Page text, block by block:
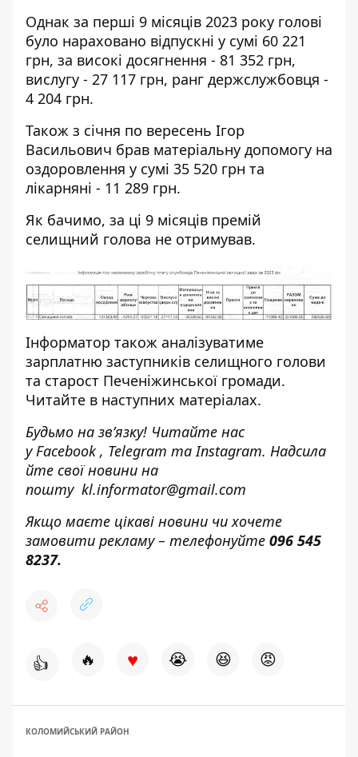
Однак за перші 9 місяців 2023 року голові
було нараховано відпускні у сумі 60 221
грн, за високі досягнення - 81 352 грн,
вислугу - 27 117 грн, ранг держслужбовця -
4 204 грн.
Також з січня по вересень Ігор
Васильович брав матеріальну допомогу на
оздоровлення у сумі 35 520 грн та
лікарняні - 11 289 грн.
Як бачимо, за ці 9 місяців премій
селищний голова не отримував.
Інформатор також аналізуватиме
зарплатню заступників селищного голови
та старост Печеніжинської громади.
Читайте в наступних матеріалах.
Будьмо на зв’язку! Читайте нас
уFacebook, Telegram таInstagram. Надсила
йте свої новини на
пошту kl.informator@gmail.com
Якщо маєте цікаві новини чи хочете
замовити рекламу – телефонуйте 096 545
8237.
👍 🔥 ♥ 😭 😆 😡
КОЛОМИЙСЬКИЙ РАЙОН